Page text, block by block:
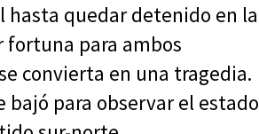
hasta quedar detenido en la
fortuna para ambos
convierta en una tragedia.
para observar el estado